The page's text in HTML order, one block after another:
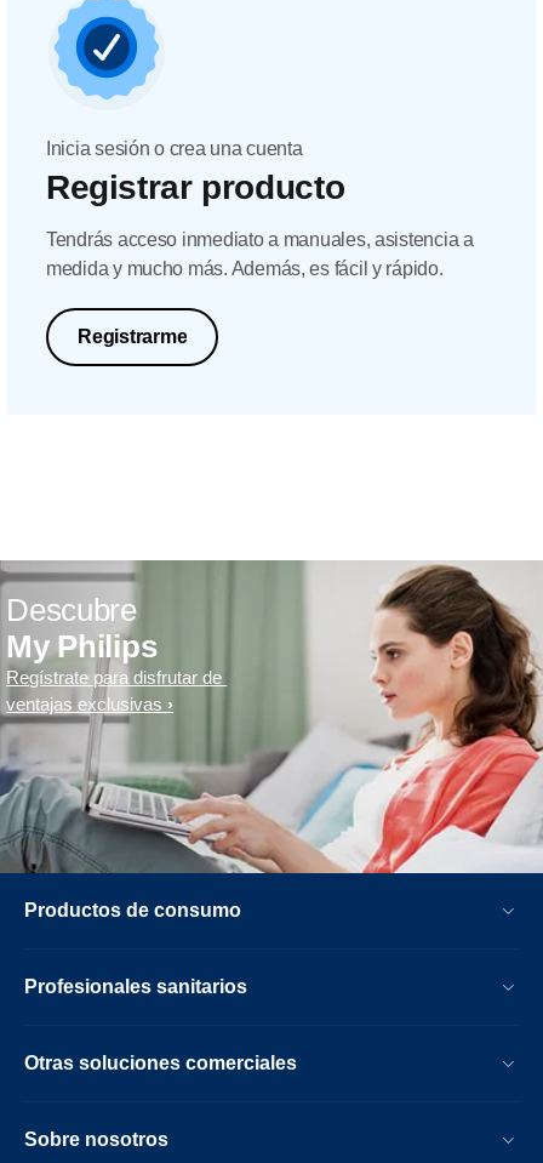
Inicia sesión o crea una cuenta
Registrar producto
Tendrás acceso inmediato a manuales, asistencia a
medida y mucho más. Además, es fácil y rápido.
Registrarme
Descubre
My Philips
Regístrate para disfrutar de
ventajas exclusivas
Productos de consumo
Profesionales sanitarios
Otras soluciones comerciales
Sobre nosotros